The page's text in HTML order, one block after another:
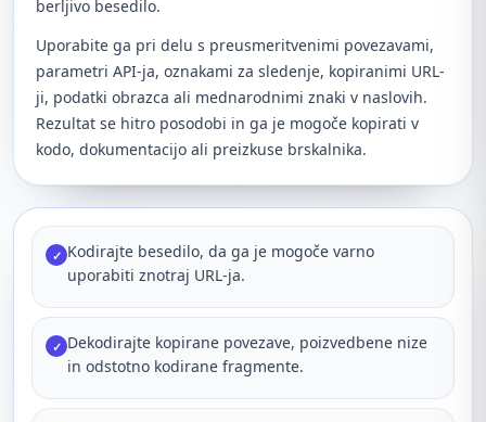
berljivo besedilo.
Uporabite ga pri delu s preusmeritvenimi povezavami,
parametri API-ja, oznakami za sledenje, kopiranimi URL-
ji, podatki obrazca ali mednarodnimi znaki v naslovih.
Rezultat se hitro posodobi in ga je mogoče kopirati v
kodo, dokumentacijo ali preizkuse brskalnika.
✓ Kodirajte besedilo, da ga je mogoče varno
uporabiti znotraj URL-ja.
✓ Dekodirajte kopirane povezave, poizvedbene nize
in odstotno kodirane fragmente.